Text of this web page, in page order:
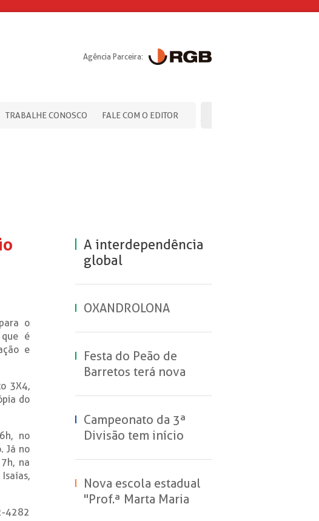
Agência Parceira:
TRABALHE CONOSCO FALE COM O EDITOR
o
que é
e
3X4,
do
no
Já no
na
4282
A interdependência
global
OXANDROLONA
Festa do Peão de
Barretos terá nova
Parque do Peão
Campeonato da 3ª
Divisão tem início
Nova escola estadual
"Prof.ª Marta Maria